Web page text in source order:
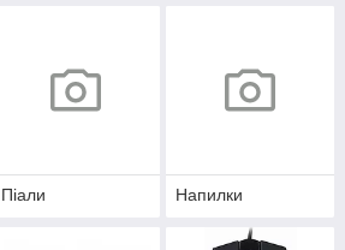
Піали Напилки